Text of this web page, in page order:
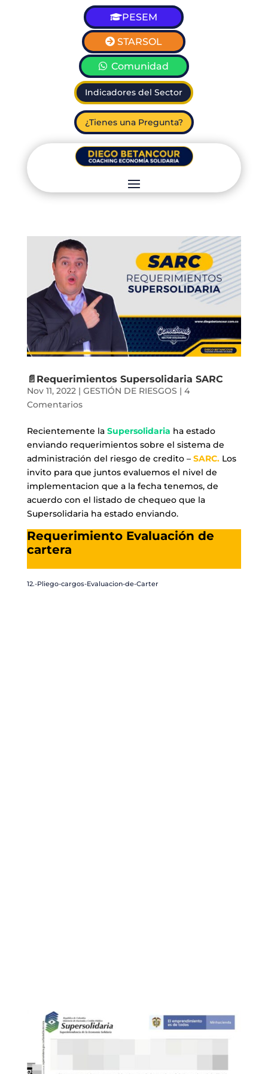
PESEM
STARSOL
Comunidad
Indicadores del Sector
¿Tienes una Pregunta?
📄Requerimientos Supersolidaria SARC
Nov 11, 2022| GESTIÓN DE RIESGOS | 4
Comentarios
Recientemente la Supersolidaria ha estado
enviando requerimientos sobre el sistema de
administración del riesgo de credito – SARC.Los
invito para que juntos evaluemos el nivel de
implementacion que a la fecha tenemos, de
acuerdo con el listado de chequeo que la
Supersolidaria ha estado enviando.
Requerimiento Evaluación de
cartera
12.-Pliego-cargos-Evaluacion-de-Carter